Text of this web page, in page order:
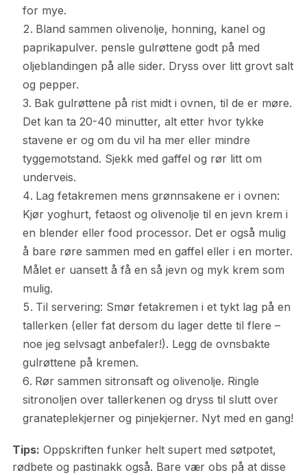
for mye.
Bland sammen olivenolje, honning, kanel og
paprikapulver. pensle gulrøttene godt på med
oljeblandingen på alle sider. Dryss over litt grovt salt
og pepper.
Bak gulrøttene på rist midt i ovnen, til de er møre.
Det kan ta 20-40 minutter, alt etter hvor tykke
stavene er og om du vil ha mer eller mindre
tyggemotstand. Sjekk med gaffel og rør litt om
underveis.
Lag fetakremen mens grønnsakene er i ovnen:
Kjør yoghurt, fetaost og olivenolje til en jevn krem i
en blender eller food processor. Det er også mulig
å bare røre sammen med en gaffel eller i en morter.
Målet er uansett å få en så jevn og myk krem som
mulig.
Til servering: Smør fetakremen i et tykt lag på en
tallerken (eller fat dersom du lager dette til flere –
noe jeg selvsagt anbefaler!). Legg de ovnsbakte
gulrøttene på kremen.
Rør sammen sitronsaft og olivenolje. Ringle
sitronoljen over tallerkenen og dryss til slutt over
granateplekjerner og pinjekjerner. Nyt med en gang!
Tips: Oppskriften funker helt supert med søtpotet,
rødbete og pastinakk også. Bare vær obs på at disse